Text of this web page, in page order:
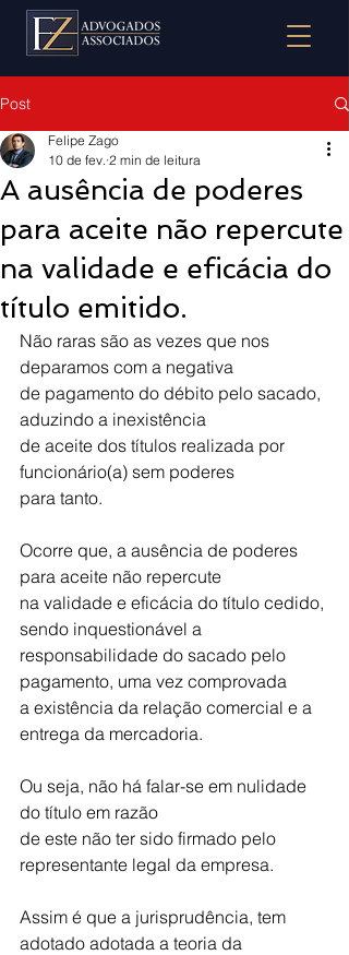
Post
A ausência de poderes
para aceite não repercute
na validade e eficácia do
título emitido.
Felipe Zago
10 de fev. 2 min de leitura
Não raras são as vezes que nos
deparamos com a negativa
de pagamento do débito pelo sacado,
aduzindo a inexistência
de aceite dos títulos realizada por
funcionário(a) sem poderes
para tanto.
Ocorre que, a ausência de poderes
para aceite não repercute
na validade e eficácia do título cedido,
sendo inquestionável a
responsabilidade do sacado pelo
pagamento, uma vez comprovada
a existência da relação comercial e a
entrega da mercadoria.
Ou seja, não há falar-se em nulidade
do título em razão
de este não ter sido firmado pelo
representante legal da empresa.
Assim é que a jurisprudência, tem
adotado adotada a teoria da